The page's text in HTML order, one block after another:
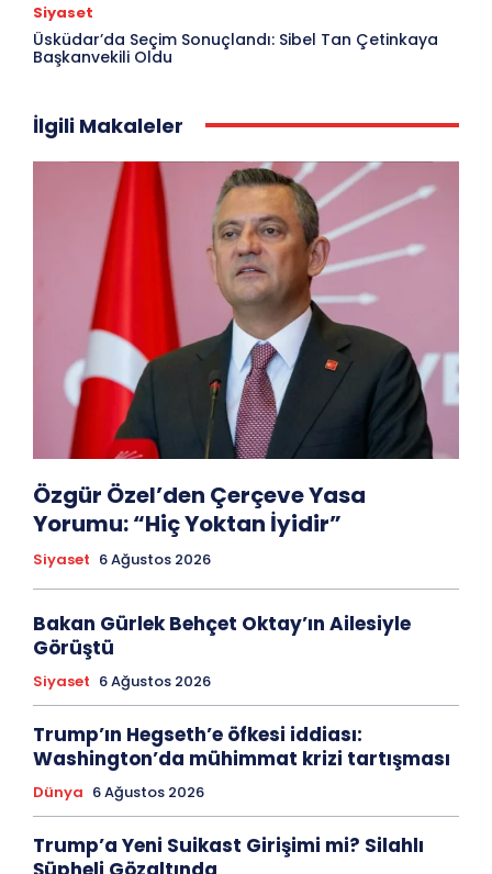
Siyaset
Üsküdar’da Seçim Sonuçlandı: Sibel Tan Çetinkaya
Başkanvekili Oldu
İlgili Makaleler
Özgür Özel’den Çerçeve Yasa
Yorumu: “Hiç Yoktan İyidir”
Siyaset 6 Ağustos 2026
Bakan Gürlek Behçet Oktay’ın Ailesiyle
Görüştü
Siyaset 6 Ağustos 2026
Trump’ın Hegseth’e öfkesi iddiası:
Washington’da mühimmat krizi tartışması
Dünya 6 Ağustos 2026
Trump’a Yeni Suikast Girişimi mi? Silahlı